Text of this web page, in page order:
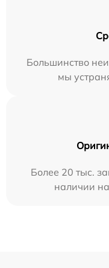
Большинство
мы
Более 20 тыс.
наличии